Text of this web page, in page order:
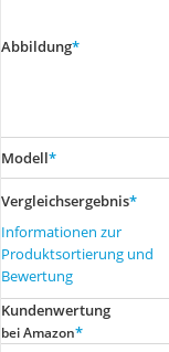
Abbildung*
Modell*
Vergleichsergebnis*
Informationen zur
Produktsortierung und
Bewertung
Kundenwertung
bei Amazon*